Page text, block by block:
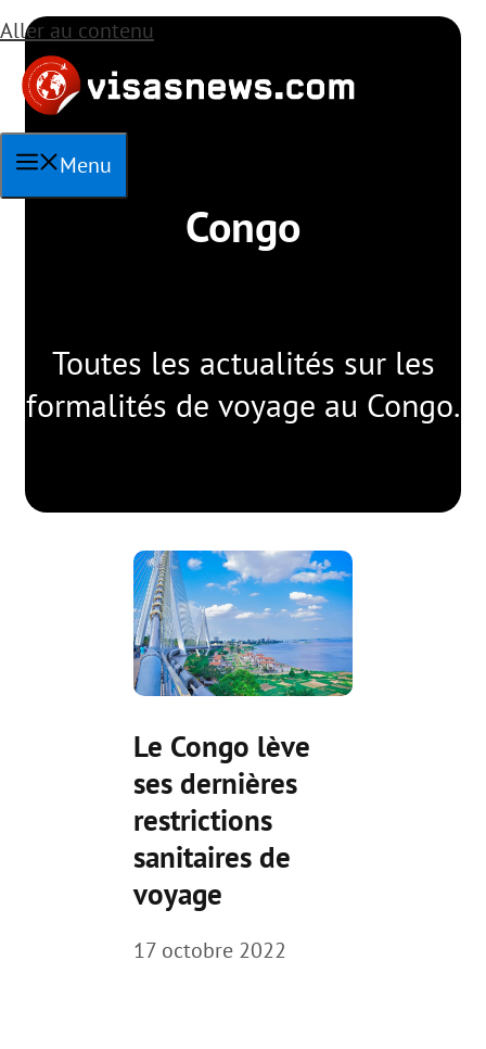
Aller au contenu
Menu
Congo
Toutes les actualités sur les
formalités de voyage au Congo.
Le Congo lève
ses dernières
restrictions
sanitaires de
voyage
17 octobre 2022